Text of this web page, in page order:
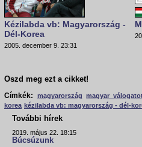
Kézilabda vb: Magyarország -
Dél-Korea
2005. december 9. 23:31
Oszd meg ezt a cikket!
Címkék:
magyarország magyar
korea kézilabda vb: magyarország - dél-
További hírek
2019. május 22. 18:15
Búcsúzunk